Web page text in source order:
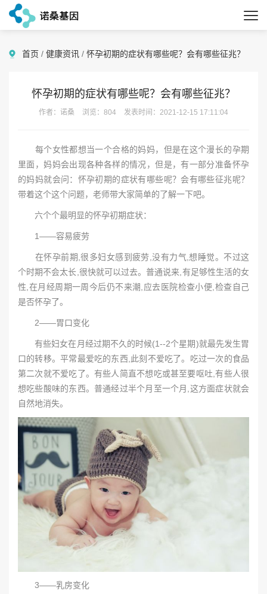
首页 / 健康资讯 / 怀孕初期的症状有哪些呢？会有哪些征兆？
怀孕初期的症状有哪些呢？会有哪些征兆？
作者：诺桑 浏览：804 发表时间：2021-12-15 17:11:04
每个女性都想当一个合格的妈妈，但是在这个漫长的孕期
里面，妈妈会出现各种各样的情况，但是，有一部分准备怀孕
的妈妈就会问：怀孕初期的症状有哪些呢？会有哪些征兆呢？
带着这个这个问题，老师带大家简单的了解一下吧。
六个个最明显的怀孕初期症状：
1——容易疲劳
在怀孕前期,很多妇女感到疲劳,没有力气,想睡觉。不过这
个时期不会太长,很快就可以过去。普通说来,有足够性生活的女
性,在月经周期一周今后仍不来潮,应去医院检查小便,检查自己
是否怀孕了。
2——胃口变化
有些妇女在月经过期不久的时候(1--2个星期)就最先发生胃
口的转移。平常最爱吃的东西,此刻不爱吃了。吃过一次的食品
第二次就不爱吃了。有些人简直不想吃或甚至要呕吐,有些人很
想吃些酸味的东西。普通经过半个月至一个月,这方面症状就会
自然地消失。
3——乳房变化